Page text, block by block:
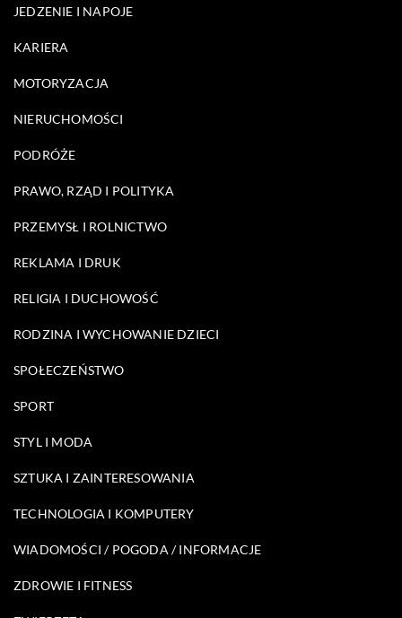
JEDZENIE I NAPOJE
KARIERA
MOTORYZACJA
NIERUCHOMOŚCI
PODRÓŻE
PRAWO, RZĄD I POLITYKA
PRZEMYSŁ I ROLNICTWO
REKLAMA I DRUK
RELIGIA I DUCHOWOŚĆ
RODZINA I WYCHOWANIE DZIECI
SPOŁECZEŃSTWO
SPORT
STYL I MODA
SZTUKA I ZAINTERESOWANIA
TECHNOLOGIA I KOMPUTERY
WIADOMOŚCI / POGODA / INFORMACJE
ZDROWIE I FITNESS